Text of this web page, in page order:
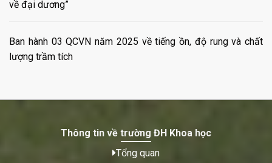
về đại dương”
Ban hành 03 QCVN năm 2025 về tiếng ồn, độ rung và chất
lượng trầm tích
Thông tin về trường ĐH Khoa học
Tổng quan